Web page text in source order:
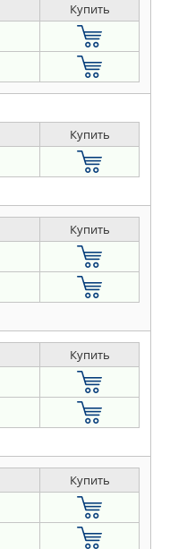
Купить
Купить
Купить
Купить
Купить